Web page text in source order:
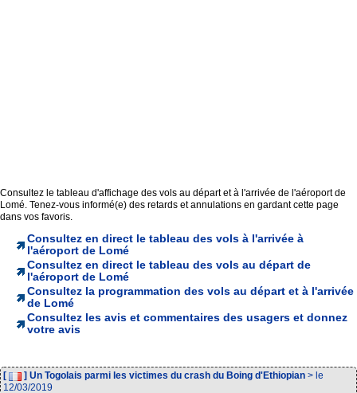
Consultez le tableau d'affichage des vols au départ et à l'arrivée de l'aéroport de
Lomé. Tenez-vous informé(e) des retards et annulations en gardant cette page
dans vos favoris.
Consultez en direct le tableau des vols à l'arrivée à
l'aéroport de Lomé
Consultez en direct le tableau des vols au départ de
l'aéroport de Lomé
Consultez la programmation des vols au départ et à l'arrivée
de Lomé
Consultez les avis et commentaires des usagers et donnez
votre avis
[ ] Un Togolais parmi les victimes du crash du Boing d'Ethiopian > le
12/03/2019